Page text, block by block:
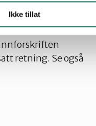
Ikke tillat
bunn og
og
har en
retning. Se også